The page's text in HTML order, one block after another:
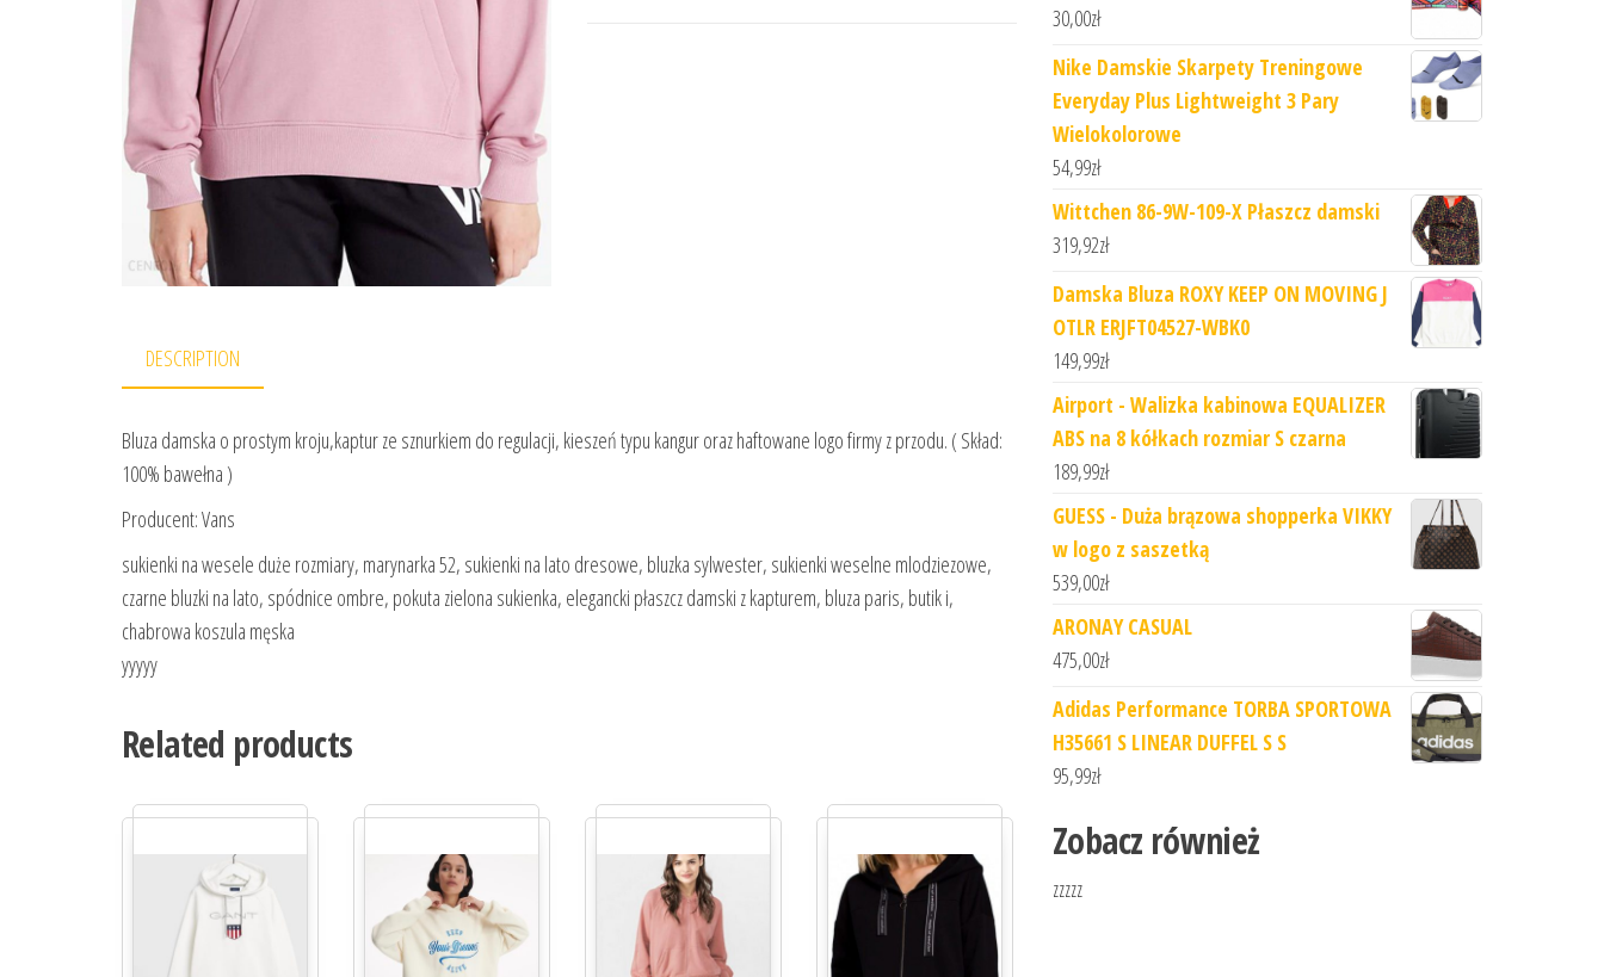
DESCRIPTION
Bluza damska o prostym kroju,kaptur ze sznurkiem do regulacji, kieszeń typu kangur oraz haftowane logo firmy z przodu. ( Skład:
100% bawełna )
Producent: Vans
sukienki na wesele duże rozmiary, marynarka 52, sukienki na lato dresowe, bluzka sylwester, sukienki weselne mlodziezowe,
czarne bluzki na lato, spódnice ombre, pokuta zielona sukienka, elegancki płaszcz damski z kapturem, bluza paris, butik i,
chabrowa koszula męska
yyyyy
Related products
30,00zł
Nike Damskie Skarpety Treningowe
Everyday Plus Lightweight 3 Pary
Wielokolorowe
54,99zł
Wittchen 86-9W-109-X Płaszcz damski
319,92zł
Damska Bluza ROXY KEEP ON MOVING J
OTLR ERJFT04527-WBK0
149,99zł
Airport - Walizka kabinowa EQUALIZER
ABS na 8 kółkach rozmiar S czarna
189,99zł
GUESS - Duża brązowa shopperka VIKKY
w logo z saszetką
539,00zł
ARONAY CASUAL
475,00zł
Adidas Performance TORBA SPORTOWA
H35661 S LINEAR DUFFEL S S
95,99zł
Zobacz również
zzzzz